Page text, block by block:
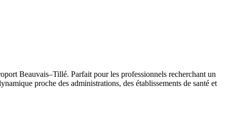
Beauvais–Tillé. Parfait pour les professionnels recherchant un
proche des administrations, des établissements de santé et